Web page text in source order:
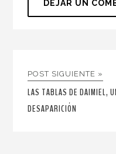
POST SIGUIENTE »
LAS TABLAS DE DAIMIEL,
DESAPARICIÓN